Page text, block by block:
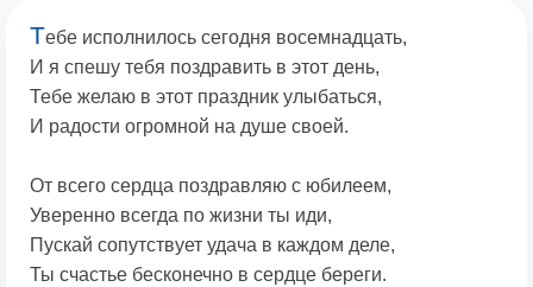
Тебе исполнилось сегодня восемнадцать,
И я спешу тебя поздравить в этот день,
Тебе желаю в этот праздник улыбаться,
И радости огромной на душе своей.
От всего сердца поздравляю с юбилеем,
Уверенно всегда по жизни ты иди,
Пускай сопутствует удача в каждом деле,
Ты счастье бесконечно в сердце береги.